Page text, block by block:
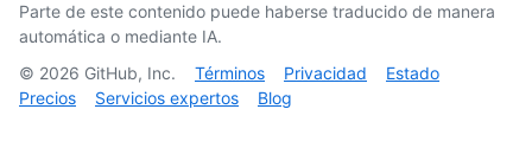
Parte de este contenido puede haberse traducido de manera
automática o mediante IA.
© 2026 GitHub, Inc. Términos Privacidad
Estado
Precios
Servicios expertos Blog